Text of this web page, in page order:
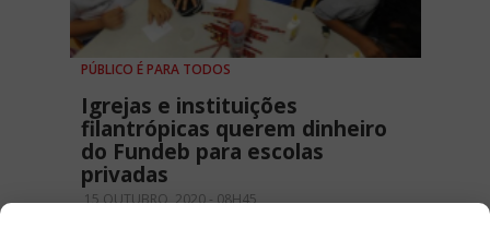
PÚBLICO É PARA TODOS
Igrejas e instituições
filantrópicas querem dinheiro
do Fundeb para escolas
privadas
15 OUTUBRO, 2020 - 08H45